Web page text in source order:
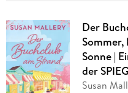
Der
Sonne |
der
Susan